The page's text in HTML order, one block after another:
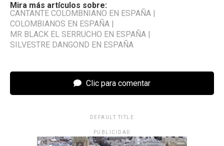
Mira más artículos sobre:
CANTANTE COLOMBNIANO EN ESPAÑA
COLOMBIANOS EN ESPAÑA
MR BLACK EL SERRUCHO EN ESPAÑA
SILVESTRE DANGOND EN ESPAÑA
Clic para comentar
DEFAULT TITLE
PUBLICIDAD